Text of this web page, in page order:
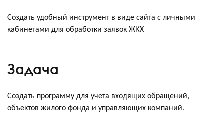
Создать удобный инструмент в виде сайта с личными
кабинетами для обработки заявок ЖКХ
Задача
Создать программу для учета входящих обращений,
объектов жилого фонда и управляющих компаний.